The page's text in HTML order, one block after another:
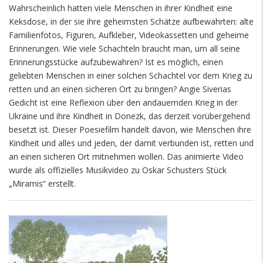
Wahrscheinlich hatten viele Menschen in ihrer Kindheit eine
Keksdose, in der sie ihre geheimsten Schätze aufbewahrten: alte
Familienfotos, Figuren, Aufkleber, Videokassetten und geheime
Erinnerungen. Wie viele Schachteln braucht man, um all seine
Erinnerungsstücke aufzubewahren? Ist es möglich, einen
geliebten Menschen in einer solchen Schachtel vor dem Krieg zu
retten und an einen sicheren Ort zu bringen? Angie Siverias
Gedicht ist eine Reflexion über den andauernden Krieg in der
Ukraine und ihre Kindheit in Donezk, das derzeit vorübergehend
besetzt ist. Dieser Poesiefilm handelt davon, wie Menschen ihre
Kindheit und alles und jeden, der damit verbunden ist, retten und
an einen sicheren Ort mitnehmen wollen. Das animierte Video
wurde als offizielles Musikvideo zu Oskar Schusters Stück
„Miramis“ erstellt.